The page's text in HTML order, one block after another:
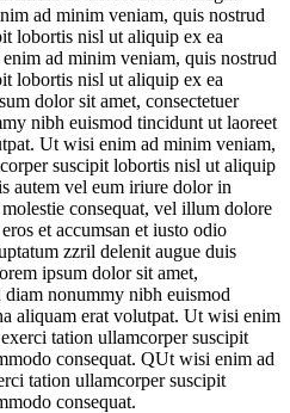
ad minim veniam, quis nostrud
lobortis nisl ut aliquip ex ea
ad minim veniam, quis nostrud
lobortis nisl ut aliquip ex ea
dolor sit amet, consectetuer
nibh euismod tincidunt ut laoreet
Ut wisi enim ad minim veniam,
suscipit lobortis nisl ut aliquip
autem vel eum iriure dolor in
consequat, vel illum dolore
et accumsan et iusto odio
zzril delenit augue duis
ipsum dolor sit amet,
diam nonummy nibh euismod
aliquam erat volutpat. Ut wisi enim
tation ullamcorper suscipit
consequat. QUt wisi enim ad
tation ullamcorper suscipit
consequat.